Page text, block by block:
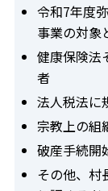
令和7年度
事業の対象
健康保険法
者
法人税法に
宗教上の組
破産手続開
その他、村